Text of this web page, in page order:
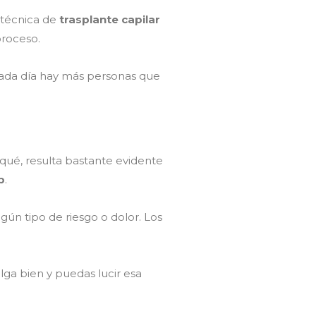
de trasplante capilar
día hay más personas que
resulta bastante evidente
.
tipo de riesgo o dolor. Los
bien y puedas lucir esa